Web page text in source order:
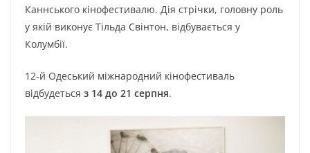
Каннського кінофестивалю. Дія стрічки, головну роль
у якій виконує Тільда Свінтон, відбувається у
Колумбії.
12-й Одеський міжнародний кінофестиваль
відбудеться з 14 до 21 серпня.